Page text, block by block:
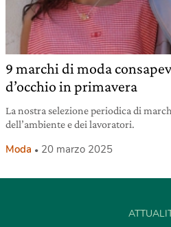
9 marchi di moda
d’occhio in primavera
La nostra selezione periodica di
dell’ambiente e dei lavoratori.
Moda 20 marzo 2025